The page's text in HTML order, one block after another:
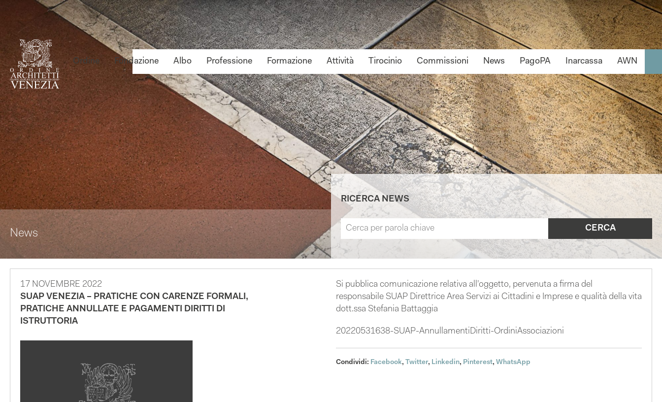
Ordine Fondazione Albo Professione Formazione Attività Tirocinio Commissioni News PagoPA Inarcassa AWN
RICERCA NEWS
News
17 NOVEMBRE 2022
SUAP VENEZIA – PRATICHE CON CARENZE FORMALI,
PRATICHE ANNULLATE E PAGAMENTI DIRITTI DI
ISTRUTTORIA
Si pubblica comunicazione relativa all’oggetto, pervenuta a firma del
responsabile SUAP Direttrice Area Servizi ai Cittadini e Imprese e qualità della vita
dott.ssa Stefania Battaggia
20220531638-SUAP-AnnullamentiDiritti-OrdiniAssociazioni
Condividi: Facebook, Twitter, Linkedin, Pinterest, WhatsApp